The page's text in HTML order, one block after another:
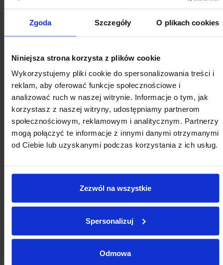
Zgoda Szczegóły O plikach cookies
Niniejsza strona korzysta z plików cookie
Wykorzystujemy pliki cookie do spersonalizowania treści i
reklam, aby oferować funkcje społecznościowe i
analizować ruch w naszej witrynie. Informacje o tym, jak
korzystasz z naszej witryny, udostępniamy partnerom
społecznościowym, reklamowym i analitycznym. Partnerzy
mogą połączyć te informacje z innymi danymi otrzymanymi
od Ciebie lub uzyskanymi podczas korzystania z ich usług.
Zezwól na wszystkie
Spersonalizuj
Odmowa